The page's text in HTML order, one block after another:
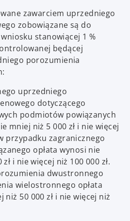
zawarciem uprzedniego
zobowiązane są do
stanowiącej 1 %
będącej
porozumienia
uprzedniego
dotyczącego
podmiotów powiązanych
mniej niż 5 000 zł i nie więcej
przypadku zagranicznego
opłata wynosi nie
i nie więcej niż 100 000 zł.
dwustronnego
wielostronnego opłata
niż 50 000 zł i nie więcej niż